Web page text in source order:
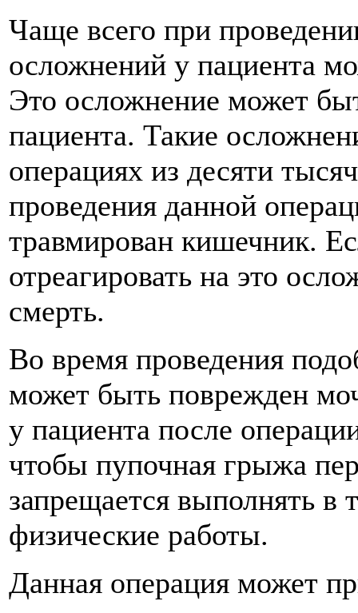
Чаще всего при
осложнений у пациента
Это осложнение может
пациента. Такие
операциях из десяти
проведения данной
травмирован кишечник.
отреагировать на это
смерть.
Во время проведения
может быть поврежден
у пациента после
чтобы пупочная грыжа
запрещается выполнять в
физические работы.
Данная операция может